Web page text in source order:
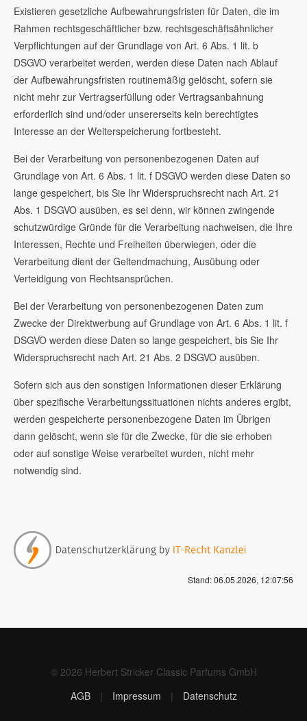
Existieren gesetzliche Aufbewahrungsfristen für Daten, die im
Rahmen rechtsgeschäftlicher bzw. rechtsgeschäftsähnlicher
Verpflichtungen auf der Grundlage von Art. 6 Abs. 1 lit. b
DSGVO verarbeitet werden, werden diese Daten nach Ablauf
der Aufbewahrungsfristen routinemäßig gelöscht, sofern sie
nicht mehr zur Vertragserfüllung oder Vertragsanbahnung
erforderlich sind und/oder unsererseits kein berechtigtes
Interesse an der Weiterspeicherung fortbesteht.
Bei der Verarbeitung von personenbezogenen Daten auf
Grundlage von Art. 6 Abs. 1 lit. f DSGVO werden diese Daten so
lange gespeichert, bis Sie Ihr Widerspruchsrecht nach Art. 21
Abs. 1 DSGVO ausüben, es sei denn, wir können zwingende
schutzwürdige Gründe für die Verarbeitung nachweisen, die Ihre
Interessen, Rechte und Freiheiten überwiegen, oder die
Verarbeitung dient der Geltendmachung, Ausübung oder
Verteidigung von Rechtsansprüchen.
Bei der Verarbeitung von personenbezogenen Daten zum
Zwecke der Direktwerbung auf Grundlage von Art. 6 Abs. 1 lit. f
DSGVO werden diese Daten so lange gespeichert, bis Sie Ihr
Widerspruchsrecht nach Art. 21 Abs. 2 DSGVO ausüben.
Sofern sich aus den sonstigen Informationen dieser Erklärung
über spezifische Verarbeitungssituationen nichts anderes ergibt,
werden gespeicherte personenbezogene Daten im Übrigen
dann gelöscht, wenn sie für die Zwecke, für die sie erhoben
oder auf sonstige Weise verarbeitet wurden, nicht mehr
notwendig sind.
Stand: 06.05.2026, 12:07:56
© 2026 Herbert Stricker Classic Parfums GmbH
AGB
| Impressum | Datenschutz